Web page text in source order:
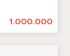
1.000.000